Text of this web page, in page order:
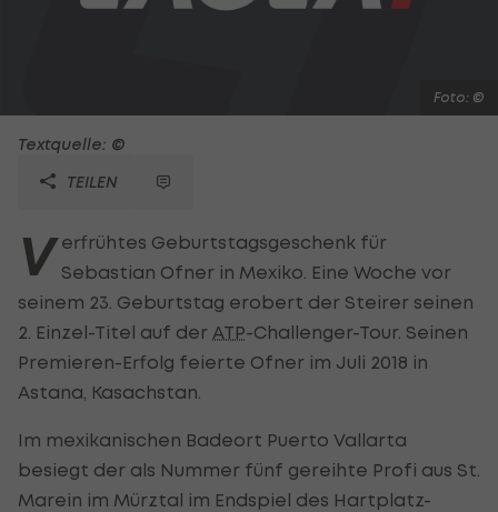
Foto: ©
Textquelle: ©
TEILEN
V erfrühtes Geburtstagsgeschenk für
Sebastian Ofner in Mexiko. Eine Woche vor
seinem 23. Geburtstag erobert der Steirer seinen
2. Einzel-Titel auf der ATP-Challenger-Tour. Seinen
Premieren-Erfolg feierte Ofner im Juli 2018 in
Astana, Kasachstan.
Im mexikanischen Badeort Puerto Vallarta
besiegt der als Nummer fünf gereihte Profi aus St.
Marein im Mürztal im Endspiel des Hartplatz-